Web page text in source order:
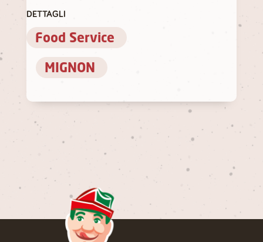
DETTAGLI
Food Service
MIGNON